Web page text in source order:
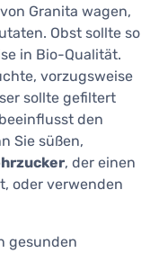
Granita wagen,
Obst sollte so
in Bio-Qualität.
vorzugsweise
sollte gefiltert
den
Sie süßen,
, der einen
oder verwenden
gesunden